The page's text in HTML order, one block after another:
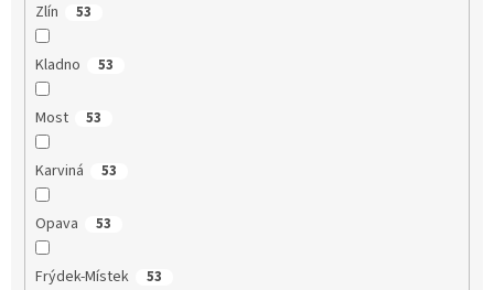
Zlín 53
Kladno 53
Most 53
Karviná 53
Opava 53
Frýdek-Místek 53